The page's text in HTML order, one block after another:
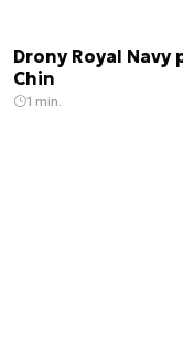
Drony Royal Navy
Chin
1 min.